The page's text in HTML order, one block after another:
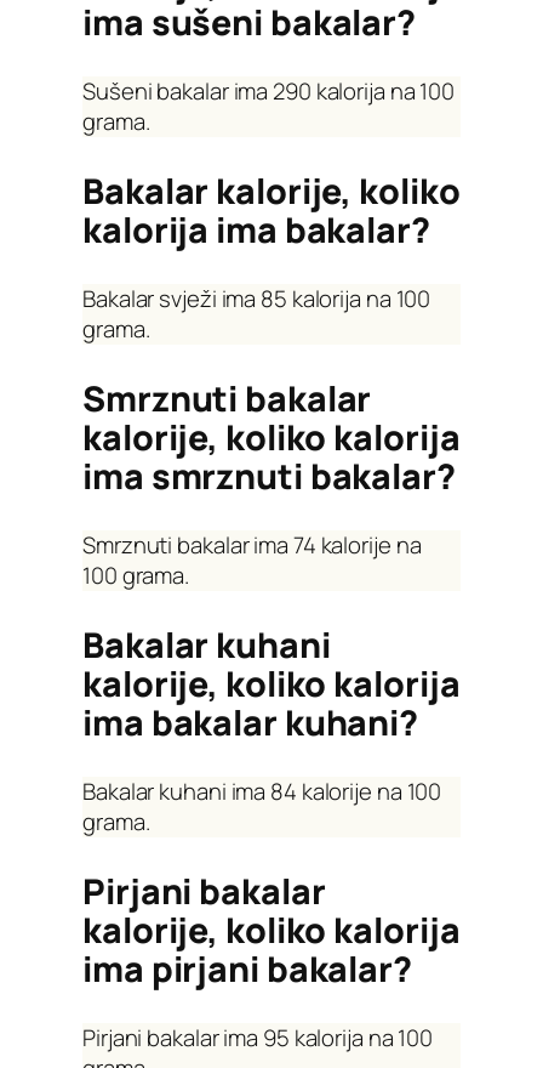
ima sušeni bakalar?
Sušeni bakalar ima 290 kalorija na 100
grama.
Bakalar kalorije, koliko
kalorija ima bakalar?
Bakalar svježi ima 85 kalorija na 100
grama.
Smrznuti bakalar
kalorije, koliko kalorija
ima smrznuti bakalar?
Smrznuti bakalar ima 74 kalorije na
100 grama.
Bakalar kuhani
kalorije, koliko kalorija
ima bakalar kuhani?
Bakalar kuhani ima 84 kalorije na 100
grama.
Pirjani bakalar
kalorije, koliko kalorija
ima pirjani bakalar?
Pirjani bakalar ima 95 kalorija na 100